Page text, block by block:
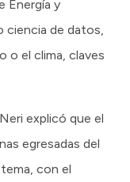
Energía y
ciencia de datos,
o el clima, claves
explicó que el
egresadas del
con el